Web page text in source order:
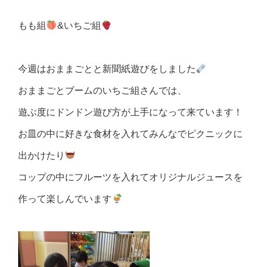
もも組 &いちご組
今週はおままごとと新聞紙遊びをしました
おままごとブームのいちご組さんでは、
遊ぶ度にドンドン遊び方が上手になって来ています！
お皿の中に好きな食材を入れてみんなでピクニックに
出かけたり
コップの中にフルーツを入れてオリジナルジュースを
作って楽しんでいます